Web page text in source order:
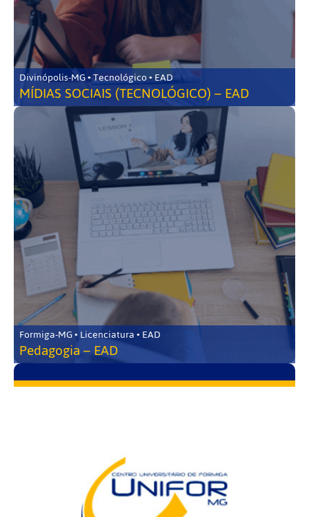
Divinópolis-MG • Tecnológico • EAD
MÍDIAS SOCIAIS (TECNOLÓGICO) – EAD
Formiga-MG • Licenciatura • EAD
Pedagogia – EAD